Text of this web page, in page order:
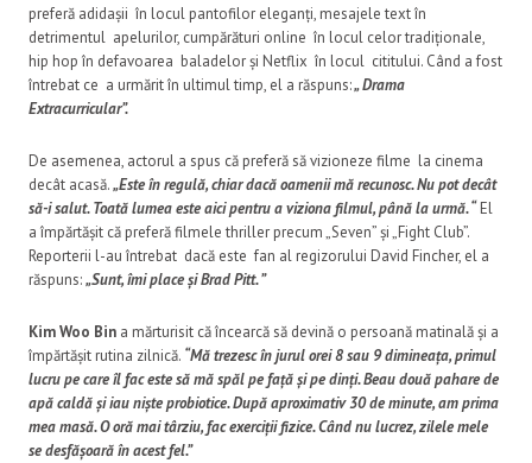
preferă adidașii în locul pantofilor eleganți, mesajele text în
detrimentul apelurilor, cumpărături online în locul celor tradiționale,
hip hop în defavoarea baladelor și Netflix în locul cititului. Când a fost
întrebat ce a urmărit în ultimul timp, el a răspuns:„ Drama
Extracurricular”.
De asemenea, actorul a spus că preferă să vizioneze filme la cinema
decât acasă.„Este în regulă, chiar dacă oamenii mă recunosc. Nu pot decât
să-i salut. Toată lumea este aici pentru a viziona filmul, până la urmă. “El
a împărtășit că preferă filmele thriller precum „Seven” și „Fight Club”.
Reporterii l-au întrebat dacă este fan al regizorului David Fincher, el a
răspuns:„Sunt, îmi place și Brad Pitt. ”
Kim Woo Bin a mărturisit că încearcă să devină o persoană matinală și a
împărtășit rutina zilnică. “Mă trezesc în jurul orei 8 sau 9 dimineața, primul
lucru pe care îl fac este să mă spăl pe față și pe dinți. Beau două pahare de
apă caldă și iau niște probiotice. După aproximativ 30 de minute, am prima
mea masă. O oră mai târziu, fac exerciții fizice. Când nu lucrez, zilele mele
se desfășoară în acest fel.”